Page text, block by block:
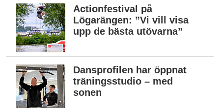
Actionfestival på
Lögarängen: ”Vi vill visa
upp de bästa utövarna”
Dansprofilen har öppnat
träningsstudio – med
sonen